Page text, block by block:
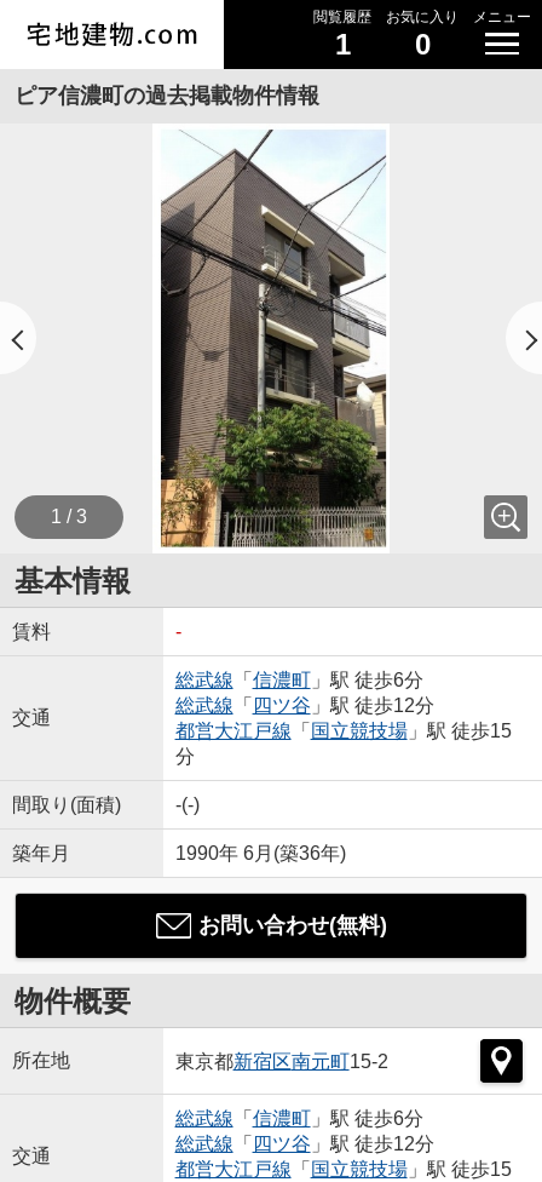
閲覧履歴
1
お気に入り
0
メニュー
ピア信濃町の過去掲載物件情報
1 / 3
基本情報
賃料 -
交通
総武線 「 信濃町」駅 徒歩6分
総武線 「 四ツ谷 」駅 徒歩12分
都営大江戸線 「 国立競技場」駅 徒歩15
分
間取り(面積) -(-)
築年月 1990年 6月(築36年)
お問い合わせ(無料)
物件概要
所在地 東京都新宿区南元町15-2
交通
総武線 「 信濃町」駅 徒歩6分
総武線 「 四ツ谷 」駅 徒歩12分
都営大江戸線 「 国立競技場」駅 徒歩15